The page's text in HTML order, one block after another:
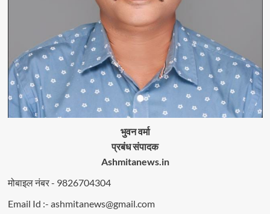
भुवन वर्मा
प्रबंध संपादक
Ashmitanews.in
मोबाइल नंबर - 9826704304
Email Id :- ashmitanews@gmail.com